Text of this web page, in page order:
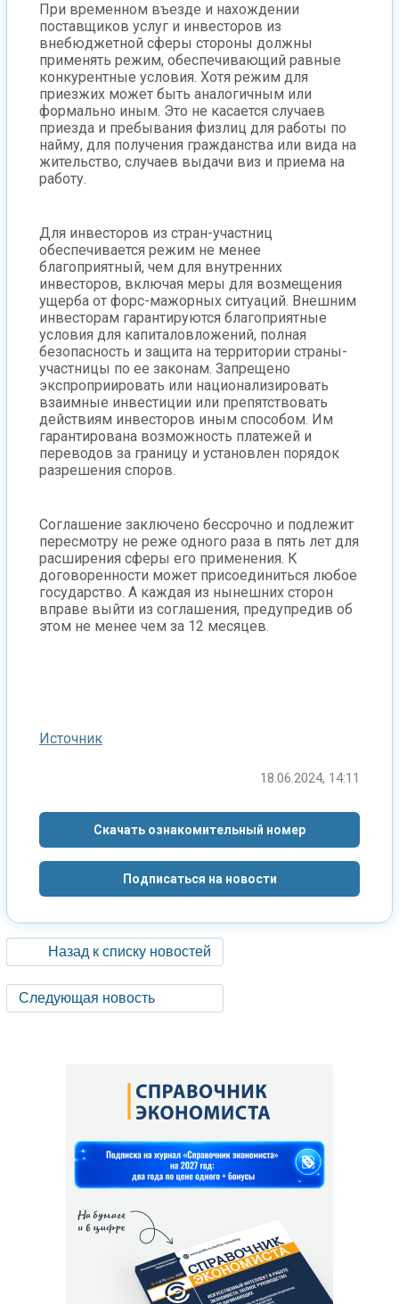
При временном въезде и нахождении
поставщиков услуг и инвесторов из
внебюджетной сферы стороны должны
применять режим, обеспечивающий равные
конкурентные условия. Хотя режим для
приезжих может быть аналогичным или
формально иным. Это не касается случаев
приезда и пребывания физлиц для работы по
найму, для получения гражданства или вида на
жительство, случаев выдачи виз и приема на
работу.
Для инвесторов из стран-участниц
обеспечивается режим не менее
благоприятный, чем для внутренних
инвесторов, включая меры для возмещения
ущерба от форс-мажорных ситуаций. Внешним
инвесторам гарантируются благоприятные
условия для капиталовложений, полная
безопасность и защита на территории страны-
участницы по ее законам. Запрещено
экспроприировать или национализировать
взаимные инвестиции или препятствовать
действиям инвесторов иным способом. Им
гарантирована возможность платежей и
переводов за границу и установлен порядок
разрешения споров.
Соглашение заключено бессрочно и подлежит
пересмотру не реже одного раза в пять лет для
расширения сферы его применения. К
договоренности может присоединиться любое
государство. А каждая из нынешних сторон
вправе выйти из соглашения, предупредив об
этом не менее чем за 12 месяцев.
Источник
18.06.2024, 14:11
Скачать ознакомительный номер
Подписаться на новости
Назад к списку новостей
Следующая новость